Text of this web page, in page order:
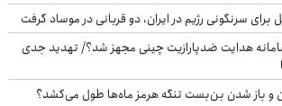
برای سرنگونی رژیم در ایران، دو قربانی در موساد گرفت
هدایت ضدپارازیت چینی مجهز شد؟/ تهدید جدی
و باز شدن بن‌بست تنگه هرمز ماه‌ها طول می‌کشد؟